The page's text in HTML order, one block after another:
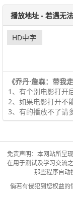
播放地址 - 若遇无
HD中字
《乔丹·詹森：带
1、有个别电影打开
2、如果电影打开不
3、有的播放不了请
免责声明：本网站所呈
在用于测试及学习交流
那些程序自动
倘若有侵犯到您权益的